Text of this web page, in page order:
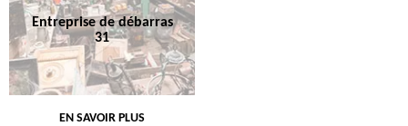
Entreprise de débarras
31
EN SAVOIR PLUS